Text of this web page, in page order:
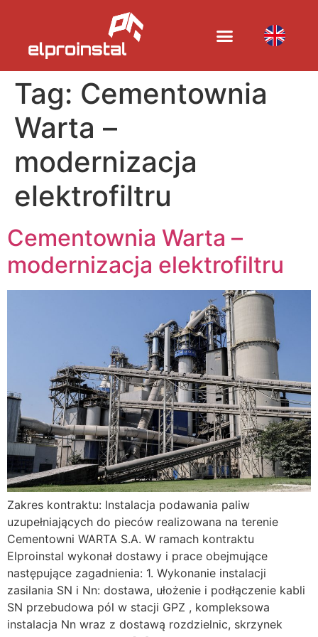
Tag: Cementownia
Warta –
modernizacja
elektrofiltru
Cementownia Warta –
modernizacja elektrofiltru
Zakres kontraktu: Instalacja podawania paliw
uzupełniających do pieców realizowana na terenie
Cementowni WARTA S.A. W ramach kontraktu
Elproinstal wykonał dostawy i prace obejmujące
następujące zagadnienia: 1. Wykonanie instalacji
zasilania SN i Nn: dostawa, ułożenie i podłączenie kabli
SN przebudowa pól w stacji GPZ , kompleksowa
instalacja Nn wraz z dostawą rozdzielnic, skrzynek